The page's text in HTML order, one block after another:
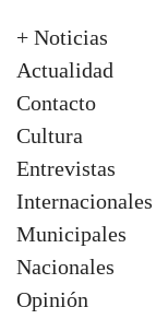
+ Noticias
Actualidad
Contacto
Cultura
Entrevistas
Internacionales
Municipales
Nacionales
Opinión